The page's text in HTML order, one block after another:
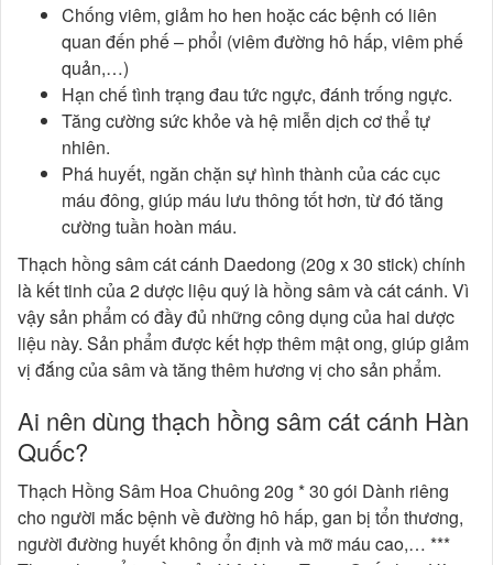
Chống viêm, giảm ho hen hoặc các bệnh có liên
quan đến phế – phổi (viêm đường hô hấp, viêm phế
quản,…)
Hạn chế tình trạng đau tức ngực, đánh trống ngực.
Tăng cường sức khỏe và hệ miễn dịch cơ thể tự
nhiên.
Phá huyết, ngăn chặn sự hình thành của các cục
máu đông, giúp máu lưu thông tốt hơn, từ đó tăng
cường tuần hoàn máu.
Thạch hồng sâm cát cánh Daedong (20g x 30 stick) chính
là kết tinh của 2 dược liệu quý là hồng sâm và cát cánh. Vì
vậy sản phẩm có đầy đủ những công dụng của hai dược
liệu này. Sản phẩm được kết hợp thêm mật ong, giúp giảm
vị đắng của sâm và tăng thêm hương vị cho sản phẩm.
Ai nên dùng thạch hồng sâm cát cánh Hàn
Quốc?
Thạch Hồng Sâm Hoa Chuông 20g * 30 gói Dành riêng
cho người mắc bệnh về đường hô hấp, gan bị tổn thương,
người đường huyết không ổn định và mỡ máu cao,… ***